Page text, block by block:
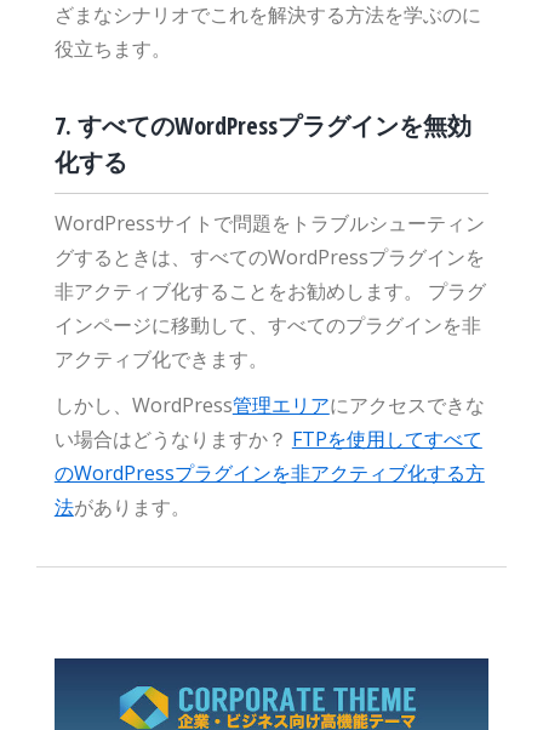
ざまなシナリオでこれを解決する方法を学ぶのに
役立ちます。
7. すべてのWordPressプラグインを無効
化する
WordPressサイトで問題をトラブルシューティン
グするときは、すべてのWordPressプラグインを
非アクティブ化することをお勧めします。 プラグ
インページに移動して、すべてのプラグインを非
アクティブ化できます。
しかし、WordPress管理エリアにアクセスできな
い場合はどうなりますか？ FTPを使用してすべて
のWordPressプラグインを非アクティブ化する方
法があります。